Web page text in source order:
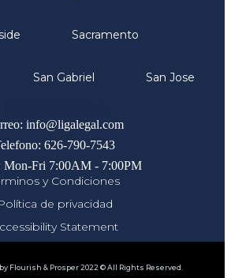
Sacramento
San Gabriel San Jose
info@ligalegal.com
626-790-7543
Mon-Fri 7:00AM - 7:00PM
y Condiciones
de privacidad
Statement
Flourish & Prosper 2022 © All Rights Reserved.